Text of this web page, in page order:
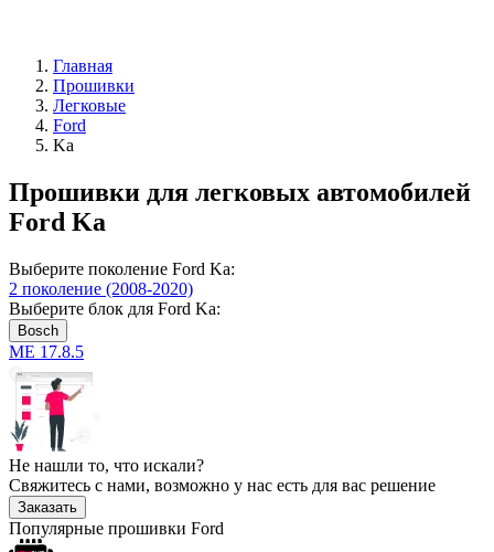
Главная
Прошивки
Легковые
Ford
Ka
Прошивки для легковых автомобилей
Ford Ka
Выберите поколение Ford Ka:
2 поколение (2008-2020)
Выберите блок для Ford Ka:
Bosch
ME 17.8.5
Не нашли то, что искали?
Свяжитесь с нами, возможно у нас есть для вас решение
Заказать
Популярные прошивки Ford